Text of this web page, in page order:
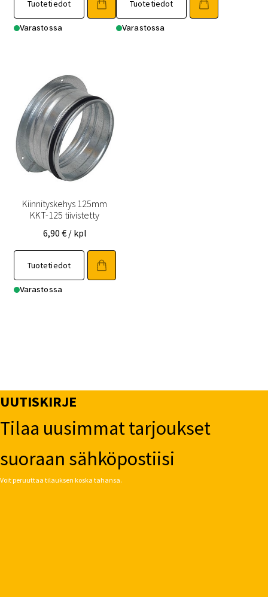
Tuotetiedot
Varastossa
Tuotetiedot
Varastossa
Kiinnityskehys 125mm
KKT-125 tiivistetty
6,90 € / kpl
Tuotetiedot
Varastossa
UUTISKIRJE
Tilaa uusimmat tarjoukset
suoraan sähköpostiisi
Voit peruuttaa tilauksen koska tahansa.